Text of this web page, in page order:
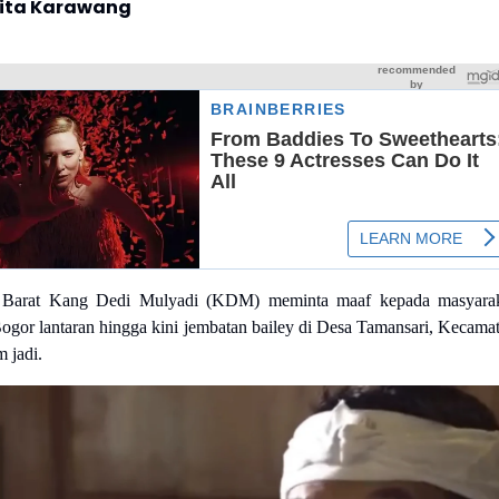
Karawang
Kang Dedi Mulyadi (KDM) meminta maaf kepada
lantaran hingga kini jembatan bailey di Desa Tamansari,
jadi.